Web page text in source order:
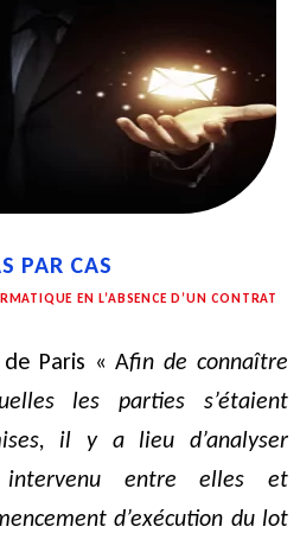
PAR CAS
EN L’ABSENCE D’UN CONTRAT
de Paris « Afin de connaître
les parties s’étaient
il y a lieu d’analyser
intervenu entre elles et
d’exécution du lot